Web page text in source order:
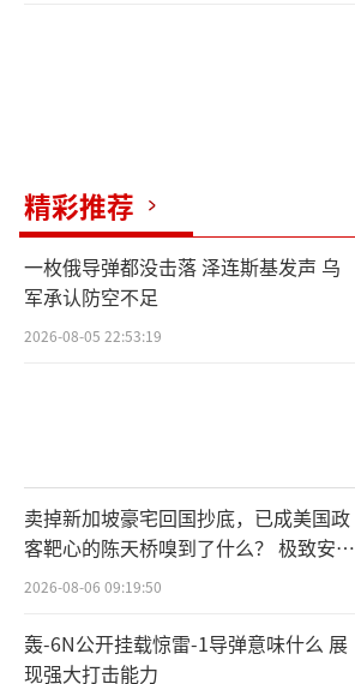
精彩推荐
一枚俄导弹都没击落 泽连斯基发声 乌
军承认防空不足
2026-08-05 22:53:19
卖掉新加坡豪宅回国抄底，已成美国政
客靶心的陈天桥嗅到了什么？ 极致安全
的追寻
2026-08-06 09:19:50
轰-6N公开挂载惊雷-1导弹意味什么 展
现强大打击能力